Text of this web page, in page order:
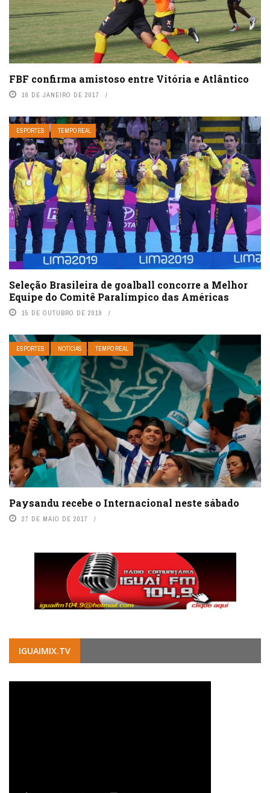
FBF confirma amistoso entre Vitória e Atlântico
16 DE JANEIRO DE 2017
ESPORTES TEMPO REAL
Seleção Brasileira de goalball concorre a Melhor
Equipe do Comitê Paralímpico das Américas
15 DE OUTUBRO DE 2019
ESPORTES NOTÍCIAS TEMPO REAL
Paysandu recebe o Internacional neste sábado
27 DE MAIO DE 2017
IGUAIMIX.TV